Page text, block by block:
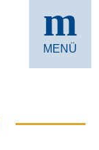
m
MENÜ